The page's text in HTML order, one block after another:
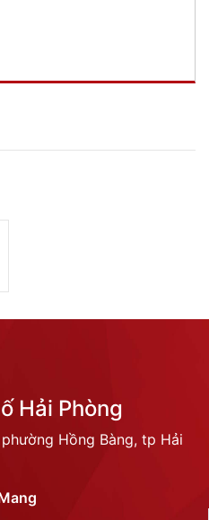
Hải Phòng
Hồng Bàng, tp Hải